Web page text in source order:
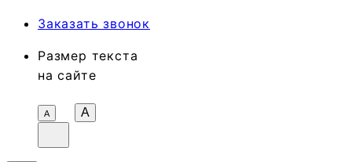
Заказать звонок
Размер текста
на сайте
А A